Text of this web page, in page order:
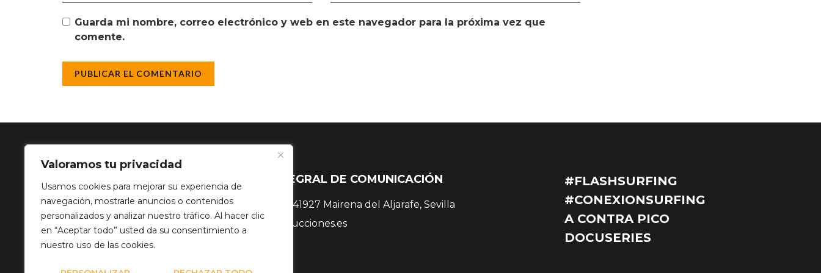
Valoramos tu privacidad
Usamos cookies para mejorar su experiencia de
navegación, mostrarle anuncios o contenidos
personalizados y analizar nuestro tráfico. Al hacer clic
en “Aceptar todo” usted da su consentimiento a
nuestro uso de las cookies.
Guarda mi nombre, correo electrónico y web en este navegador para la próxima vez que
comente.
SOLUCIÓN INTEGRAL DE COMUNICACIÓN
Calle Balance, 38, 41927 Mairena del Aljarafe, Sevilla
info@mediatproducciones.es
#FLASHSURFING
#CONEXIONSURFING
A CONTRA PICO
DOCUSERIES